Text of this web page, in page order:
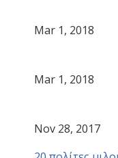
Mar 1, 2018
Mar 1, 2018
Nov 28, 2017